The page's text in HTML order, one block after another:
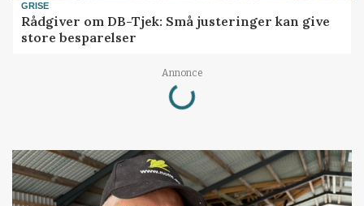
GRISE
Rådgiver om DB-Tjek: Små justeringer kan give
store besparelser
Annonce
Loading...